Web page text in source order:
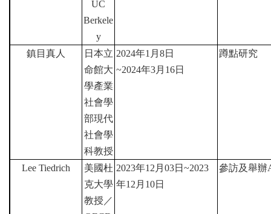
UC
Berkele
y
鎮目真人
日本立
命館大
學產業
社會學
部現代
社會學
科教授
2024年1 月 8日
~2024年3月 16日
蹲點研究
Lee Tiedrich
美國杜
克大學
教授／
2023年12 月 03日 ~2023
年12 月 10日
參訪及舉辦